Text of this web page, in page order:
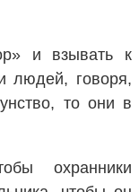
и взывать к
людей, говоря,
то они в
охранники